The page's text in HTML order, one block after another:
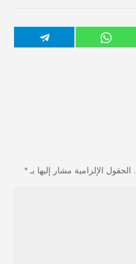
الحقول الإلزامية مشار إليها بـ *